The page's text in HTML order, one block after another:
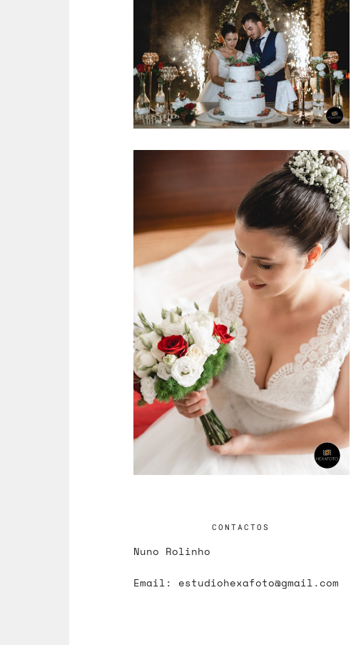
CONTACTOS
Nuno Rolinho
Email: estudiohexafoto@gmail.com